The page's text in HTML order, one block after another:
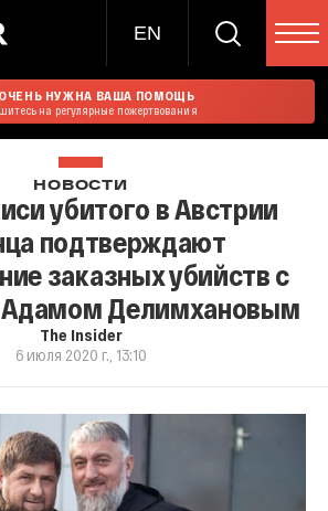
EN
НУЖНА ВАША ПОМОЩЬ
на регулярные пожертвования
НОВОСТИ
убитого в Австрии
подтверждают
заказных убийств с
Адамом Делимхановым
The Insider
6 июля 2020 г., 13:10